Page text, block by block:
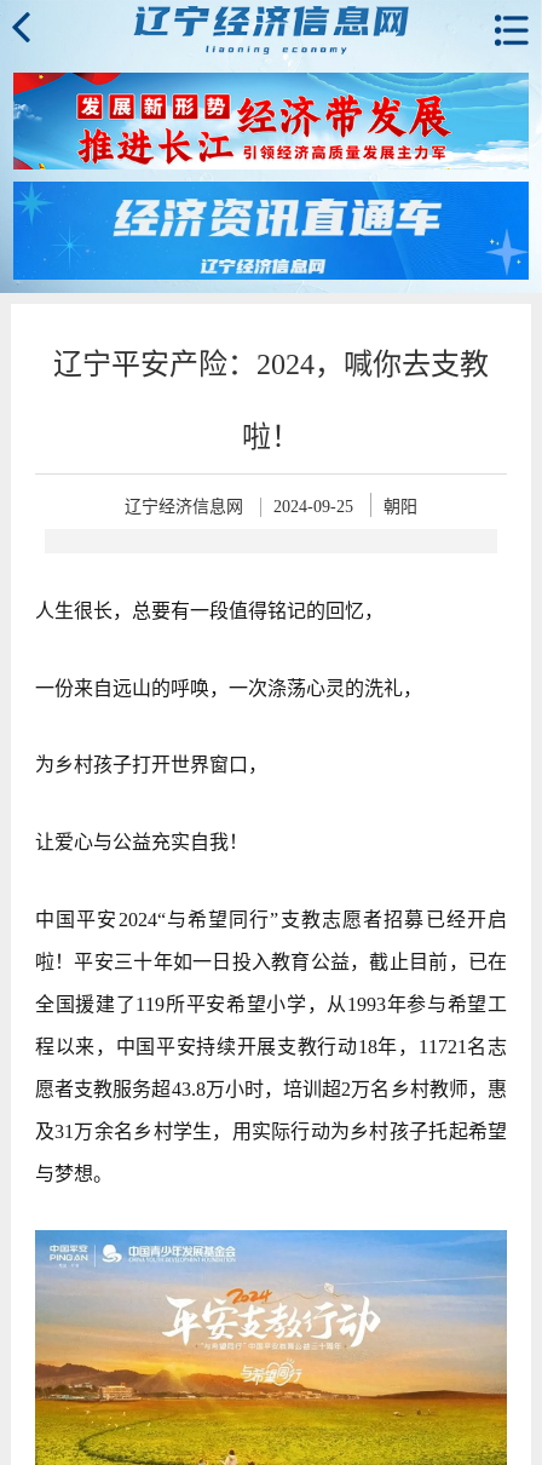
辽宁平安产险：2024，喊你去支教
啦！
辽宁经济信息网 2024-09-25 朝阳
人生很长，总要有一段值得铭记的回忆，
一份来自远山的呼唤，一次涤荡心灵的洗礼，
为乡村孩子打开世界窗口，
让爱心与公益充实自我！
中国平安2024“与希望同行”支教志愿者招募已经开启
啦！平安三十年如一日投入教育公益，截止目前，已在
全国援建了119所平安希望小学，从1993年参与希望工
程以来，中国平安持续开展支教行动18年，11721名志
愿者支教服务超43.8万小时，培训超2万名乡村教师，惠
及31万余名乡村学生，用实际行动为乡村孩子托起希望
与梦想。